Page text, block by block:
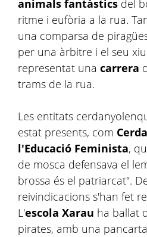
animals fantàstics del
ritme i eufòria a la rua.
una comparsa de
per una àrbitre i el seu
representat una carrera
trams de la rua.
Les entitats
estat presents, com
l'Educació Feminista,
de mosca defensava el
brossa és el patriarcat".
reivindicacions s'han fet
L'escola Xarau ha ballat
pirates, amb una